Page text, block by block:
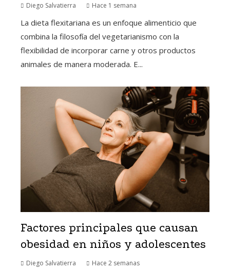
Diego Salvatierra Hace 1 semana
La dieta flexitariana es un enfoque alimenticio que
combina la filosofía del vegetarianismo con la
flexibilidad de incorporar carne y otros productos
animales de manera moderada. E...
Factores principales que causan
obesidad en niños y adolescentes
Diego Salvatierra Hace 2 semanas